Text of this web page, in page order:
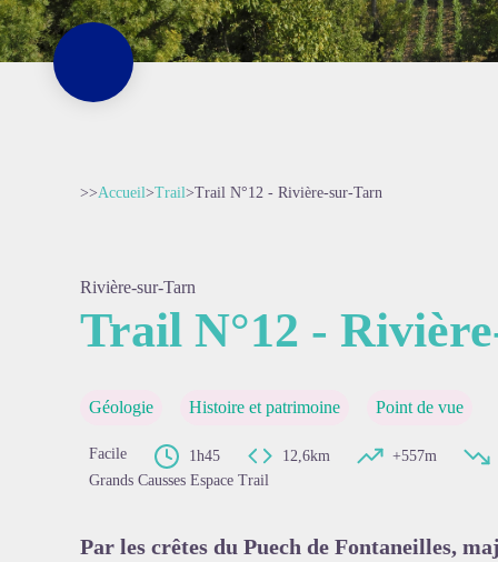
>>Accueil>Trail>Trail N°12 - Rivière-sur-Tarn
Rivière-sur-Tarn
Trail N°12 -
Géologie Histoire et patrimoine Point de vue
Facile 1h45 12,6km +557m
Grands Causses Espace Trail
Par les crêtes du Puech de Fontaneilles,